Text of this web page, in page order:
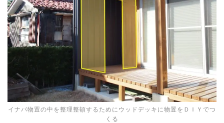
イナバ物置の中を整理整頓するためにウッドデッキに物置をＤＩＹでつ
くる